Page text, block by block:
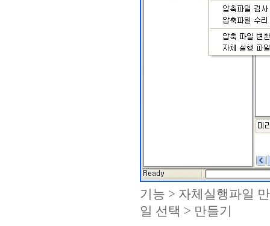
기능 > 자체실행파일
일 선택 > 만들기